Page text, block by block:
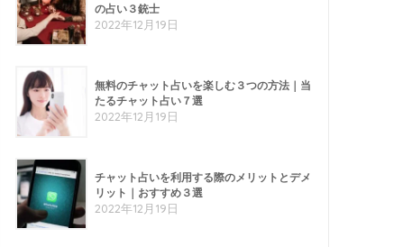
の占い３銃士
2022年12月19日
無料のチャット占いを楽しむ３つの方法｜当
たるチャット占い７選
2022年12月19日
チャット占いを利用する際のメリットとデメ
リット｜おすすめ３選
2022年12月19日